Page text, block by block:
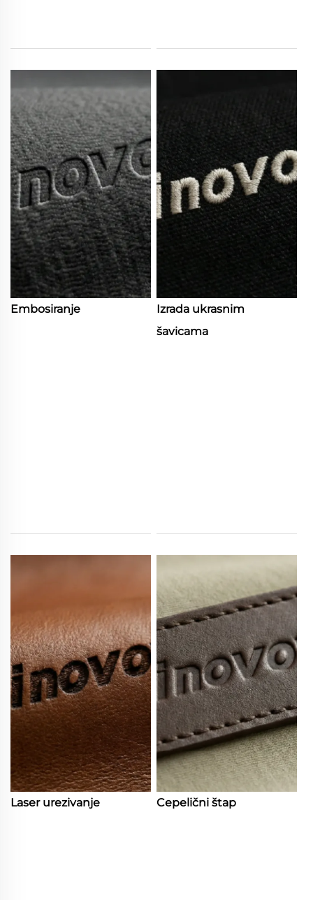
Embosiranje
Izrada ukrasnim
šavicama
Laser urezivanje Cepelični štap